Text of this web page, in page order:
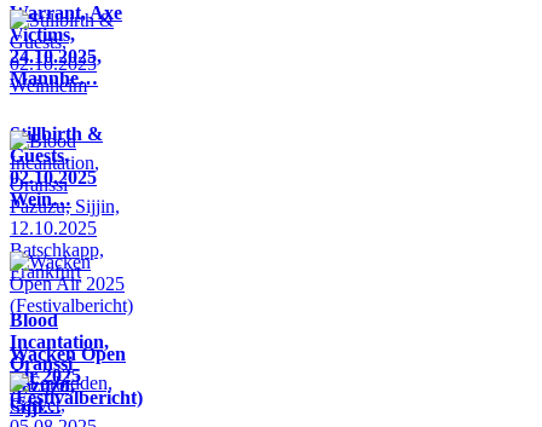
Warrant, Axe
Victims,
24.10.2025,
Mannhe…
Stillbirth &
Guests,
02.10.2025
Wein…
Blood
Incantation,
Oranssi
Pazuzu,
Sijji…
Wacken Open
Air 2025
(Festivalbericht)